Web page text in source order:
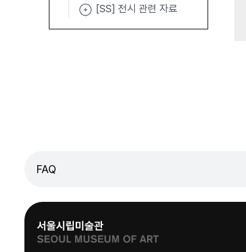
[SS] 전시 관련 자료
FAQ